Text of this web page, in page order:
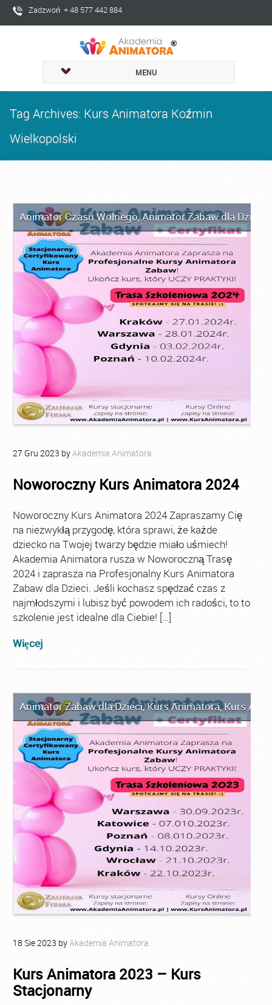
Zadzwoń + 48 577 442 884
MENU
Tag Archives: Kurs Animatora Koźmin
Wielkopolski
Animator Czasu Wolnego,Animator Zabaw dla Dzieci
27 Gru 2023 byAkademia Animatora
Noworoczny Kurs Animatora 2024
Noworoczny Kurs Animatora 2024 Zapraszamy Cię
na niezwykłą przygodę, która sprawi, że każde
dziecko na Twojej twarzy będzie miało uśmiech!
Akademia Animatora rusza w Noworoczną Trasę
2024 i zaprasza na Profesjonalny Kurs Animatora
Zabaw dla Dzieci. Jeśli kochasz spędzać czas z
najmłodszymi i lubisz być powodem ich radości, to to
szkolenie jest idealne dla Ciebie! […]
Więcej
Animator Zabaw dla Dzieci,Kurs Animatora,Kurs
18 Sie2023 byAkademia Animatora
Kurs Animatora 2023 – Kurs
Stacjonarny